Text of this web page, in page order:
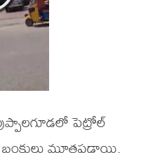
పెట్రోల్